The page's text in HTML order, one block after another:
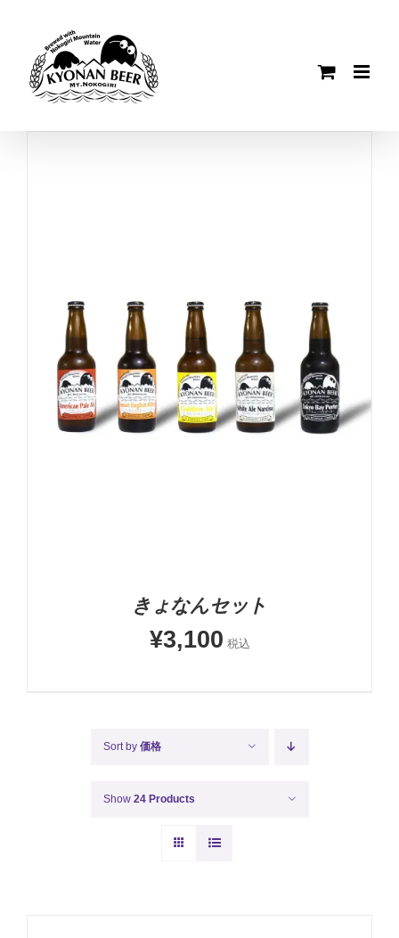
content
-
お買い物カゴに追加
詳細
きょなんセット
¥3,100 税込
Sort by 価格
Show 24 Products